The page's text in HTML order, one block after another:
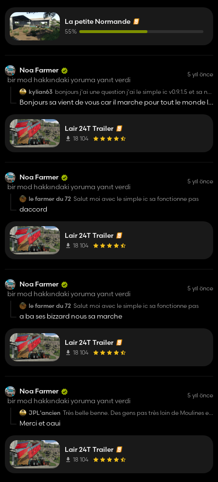
La petite Normande
55%
Noa Farmer
bir mod hakkındaki yoruma yanıt verdi
5 yıl önce
kylian63 bonjours j'ai une question j'ai le simple ic v0.9.1.5 et sa ne
fonctionne pas avec la benne et j'adorerai l'avoir avec le
simple ic sa serai possible de faire une mis a jour avec se
tout les autre simple ic et il y en a aucun qui fonctionne
correctement sur mon ordi merci
Bonjours sa vient de vous car il marche pour tout le monde le
Lair 24T Trailer
18 104
Noa Farmer
bir mod hakkındaki yoruma yanıt verdi
5 yıl önce
le farmer du 72 Salut moi avec le simple ic sa fonctionne pas
daccord
Lair 24T Trailer
18 104
Noa Farmer
bir mod hakkındaki yoruma yanıt verdi
5 yıl önce
le farmer du 72 Salut moi avec le simple ic sa fonctionne pas
a ba ses bizzard nous sa marche
Lair 24T Trailer
18 104
Noa Farmer
bir mod hakkındaki yoruma yanıt verdi
5 yıl önce
JPL'ancien Très belle benne. Des gens pas très loin de Moulines et
Merci et oaui
Lair 24T Trailer
18 104